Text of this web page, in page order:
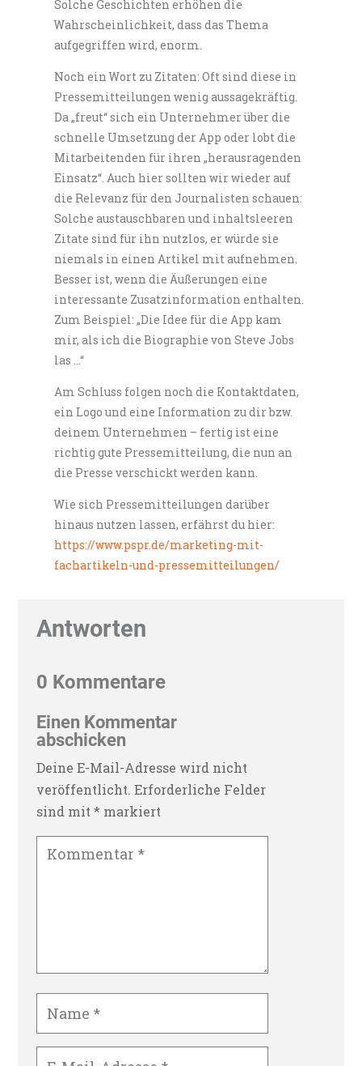
Solche Geschichten erhöhen die
Wahrscheinlichkeit, dass das Thema
aufgegriffen wird, enorm.
Noch ein Wort zu Zitaten: Oft sind diese in
Pressemitteilungen wenig aussagekräftig.
Da „freut“ sich ein Unternehmer über die
schnelle Umsetzung der App oder lobt die
Mitarbeitenden für ihren „herausragenden
Einsatz“. Auch hier sollten wir wieder auf
die Relevanz für den Journalisten schauen:
Solche austauschbaren und inhaltsleeren
Zitate sind für ihn nutzlos, er würde sie
niemals in einen Artikel mit aufnehmen.
Besser ist, wenn die Äußerungen eine
interessante Zusatzinformation enthalten.
Zum Beispiel: „Die Idee für die App kam
mir, als ich die Biographie von Steve Jobs
las …“
Am Schluss folgen noch die Kontaktdaten,
ein Logo und eine Information zu dir bzw.
deinem Unternehmen – fertig ist eine
richtig gute Pressemitteilung, die nun an
die Presse verschickt werden kann.
Wie sich Pressemitteilungen darüber
hinaus nutzen lassen, erfährst du hier:
https://www.pspr.de/marketing-mit-
fachartikeln-und-pressemitteilungen/
Antworten
0 Kommentare
Einen Kommentar
abschicken
Deine E-Mail-Adresse wird nicht
veröffentlicht. Erforderliche Felder
sind mit* markiert